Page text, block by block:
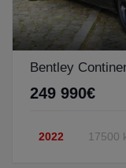
Bentley
249 990€
2022 17500